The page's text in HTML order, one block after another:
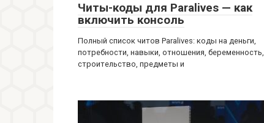
Читы-коды для Paralives — как
включить консоль
Полный список читов Paralives: коды на деньги,
потребности, навыки, отношения, беременность,
строительство, предметы и